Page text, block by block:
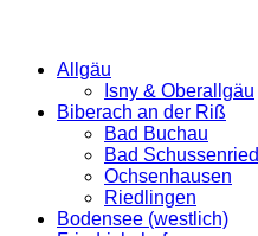
Allgäu
Isny & Oberallgäu
Biberach an der Riß
Bad Buchau
Bad Schussenried
Ochsenhausen
Riedlingen
Bodensee (westlich)